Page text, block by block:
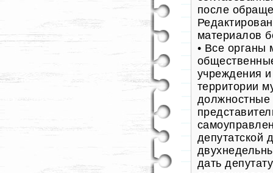
после
материалов
• Все органы
учреждения
территории
должностные
депутатской
дать